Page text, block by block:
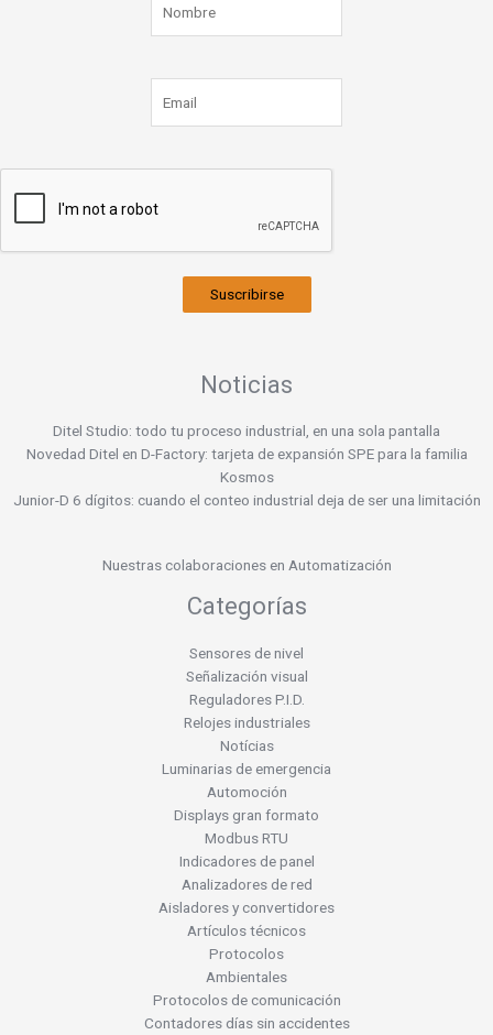
Suscribirse
Noticias
Ditel Studio: todo tu proceso industrial, en una sola pantalla
Novedad Ditel en D-Factory: tarjeta de expansión SPE para la familia
Kosmos
Junior-D 6 dígitos: cuando el conteo industrial deja de ser una limitación
Nuestras colaboraciones en Automatización
Categorías
Sensores de nivel
Señalización visual
Reguladores P.I.D.
Relojes industriales
Notícias
Luminarias de emergencia
Automoción
Displays gran formato
Modbus RTU
Indicadores de panel
Analizadores de red
Aisladores y convertidores
Artículos técnicos
Protocolos
Ambientales
Protocolos de comunicación
Contadores días sin accidentes